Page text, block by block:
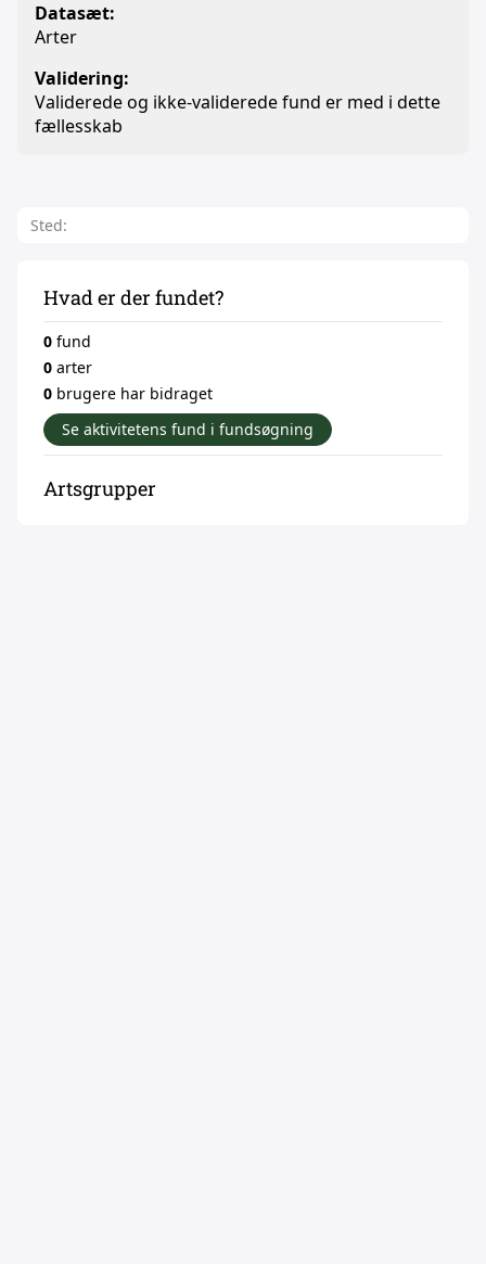
Datasæt:
Arter
Validering:
Validerede og ikke-validerede fund er med i dette
fællesskab
Sted:
Hvad er der fundet?
0 fund
0 arter
0 brugere har bidraget
Se aktivitetens fund i fundsøgning
Artsgrupper